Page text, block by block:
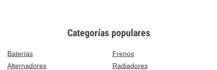
Categorías populares
Baterías
Frenos
Alternadores
Radiadores